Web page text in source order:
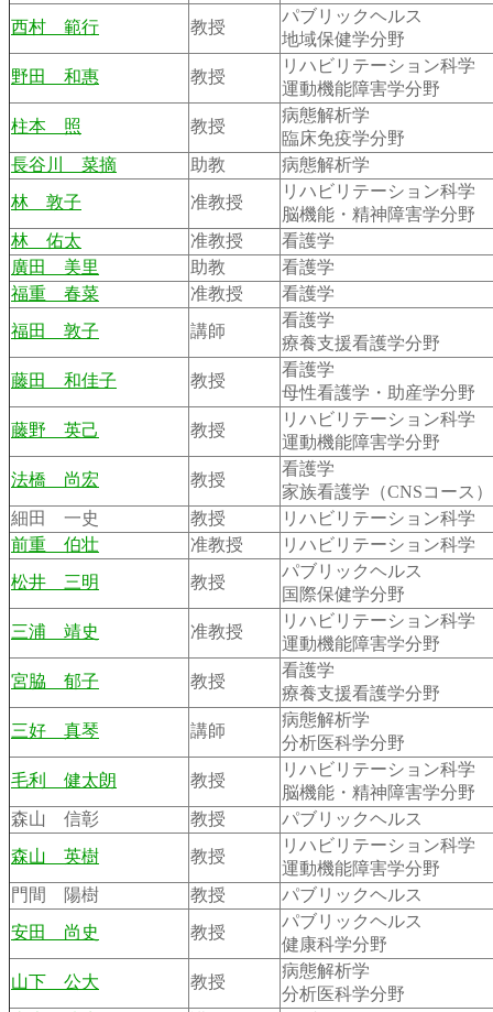
西村 範行
教授
パブリックヘルス
地域保健学分野
野田 和惠
教授
リハビリテーション科学
運動機能障害学分野
柱本 照
教授
病態解析学
臨床免疫学分野
長谷川 菜摘
助教
病態解析学
林 敦子
准教授
リハビリテーション科学
脳機能・精神障害学分野
林 佑太
准教授
看護学
廣田 美里
助教
看護学
福重 春菜
准教授
看護学
福田 敦子
講師
看護学
療養支援看護学分野
藤田 和佳子
教授
看護学
母性看護学・助産学分野
藤野 英己
教授
リハビリテーション科学
運動機能障害学分野
法橋 尚宏
教授
看護学
家族看護学（CNSコース
細田 一史
教授
リハビリテーション科学
前重 伯壮
准教授
リハビリテーション科学
松井 三明
教授
パブリックヘルス
国際保健学分野
三浦 靖史
准教授
リハビリテーション科学
運動機能障害学分野
宮脇 郁子
教授
看護学
療養支援看護学分野
三好 真琴
講師
病態解析学
分析医科学分野
毛利 健太朗
教授
リハビリテーション科学
脳機能・精神障害学分野
森山 信彰
教授
パブリックヘルス
森山 英樹
教授
リハビリテーション科学
運動機能障害学分野
門間 陽樹
教授
パブリックヘルス
安田 尚史
教授
パブリックヘルス
健康科学分野
山下 公大
教授
病態解析学
分析医科学分野